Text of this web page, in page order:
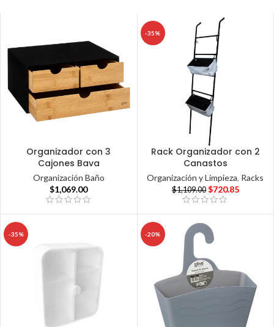
Organizador con 3
Cajones Bava
Organización Baño
$1,069.00
-35%
Rack Organizador con 2
Canastos
Organización y Limpieza, Racks
$1,109.00 $720.85
-35% -20%